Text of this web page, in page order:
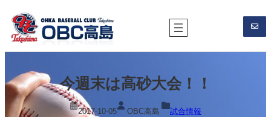
を
ス
ッ
今週末は高砂大会！！
2017-10-05 OBC高島 試合情報